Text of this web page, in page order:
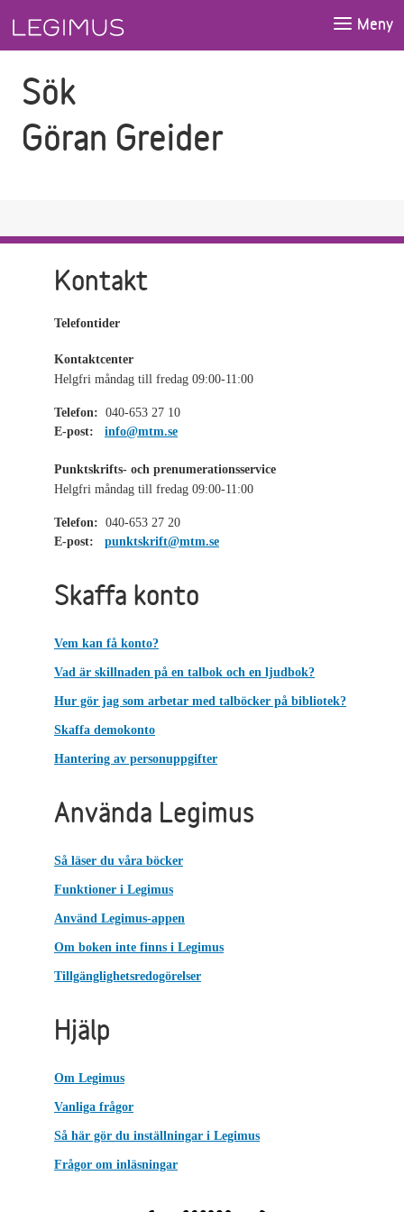
Meny
Sök
Göran Greider
Kontakt
Telefontider
Kontaktcenter
Helgfri måndag till fredag 09:00-11:00
Telefon: 040-653 27 10
E-post:
info@mtm.se
Punktskrifts- och prenumerationsservice
Helgfri måndag till fredag 09:00-11:00
Telefon: 040-653 27 20
E-post:
punktskrift@mtm.se
Skaffa konto
Vem kan få konto?
Vad är skillnaden på en talbok och en ljudbok?
Hur gör jag som arbetar med talböcker på bibliotek?
Skaffa demokonto
Hantering av personuppgifter
Använda Legimus
Så läser du våra böcker
Funktioner i Legimus
Använd Legimus-appen
Om boken inte finns i Legimus
Tillgänglighetsredogörelser
Hjälp
Om Legimus
Vanliga frågor
Så här gör du inställningar i Legimus
Frågor om inläsningar